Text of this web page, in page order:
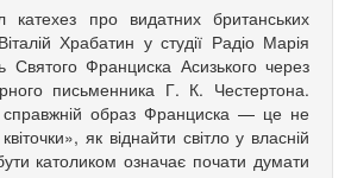
катехез про видатних британських
Храбатин у студії Радіо Марія
Святого Франциска Асизького через
письменника Г. К. Честертона.
справжній образ Франциска — це не
як віднайти світло у власній
католиком означає почати думати